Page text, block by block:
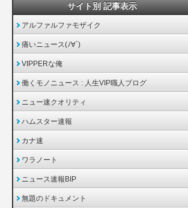
サイト別 記事表示
アルファルファモザイク
痛いニュース(ﾉ∀`)
VIPPERな俺
働くモノニュース : 人生VIP職人ブログ
ニュー速クオリティ
ハムスター速報
カナ速
ワラノート
ニュース速報BIP
無題のドキュメント